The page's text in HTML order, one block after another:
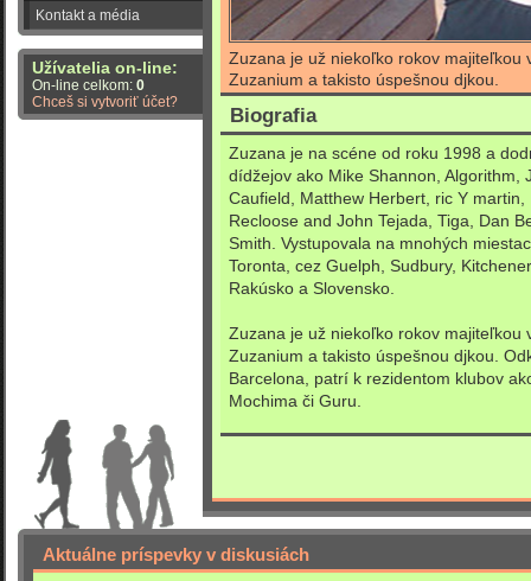
Kontakt a média
Užívatelia on-line:
On-line celkom: 0
Chceš si vytvoriť účet?
Zuzana je už niekoľko rokov majiteľkou
Zuzanium a takisto úspešnou djkou.
Biografia
Zuzana je na scéne od roku 1998 a
dídžejov ako Mike Shannon, Algorithm,
Caufield, Matthew Herbert, ric Y
Recloose and John Tejada, Tiga, Dan
Smith. Vystupovala na mnohých
Toronta, cez Guelph, Sudbury,
Rakúsko a Slovensko.
Zuzana je už niekoľko rokov majiteľkou
Zuzanium a takisto úspešnou djkou.
Barcelona, patrí k rezidentom klubov
Mochima či Guru.
Aktuálne príspevky v diskusiách